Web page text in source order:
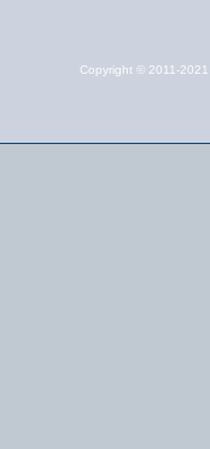
Copyright © 2011-